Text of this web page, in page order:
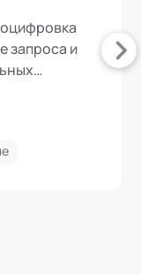
запроса и